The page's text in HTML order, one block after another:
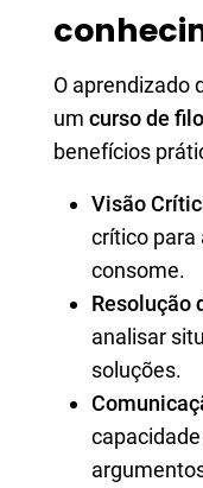
O aprendizado
um curso de
benefícios
Visão
crítico para
consome.
Resolução
analisar
soluções.